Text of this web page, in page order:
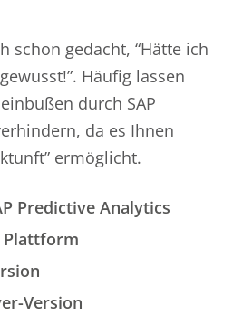
schon gedacht, “Hätte ich
Häufig lassen
durch SAP
da es Ihnen
ermöglicht.
Predictive Analytics
Plattform
Version